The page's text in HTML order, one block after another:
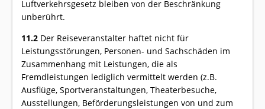
Luftverkehrsgesetz bleiben von der Beschränkung
unberührt.
11.2 Der Reiseveranstalter haftet nicht für
Leistungsstörungen, Personen- und Sachschäden im
Zusammenhang mit Leistungen, die als
Fremdleistungen lediglich vermittelt werden (z.B.
Ausflüge, Sportveranstaltungen, Theaterbesuche,
Ausstellungen, Beförderungsleistungen von und zum